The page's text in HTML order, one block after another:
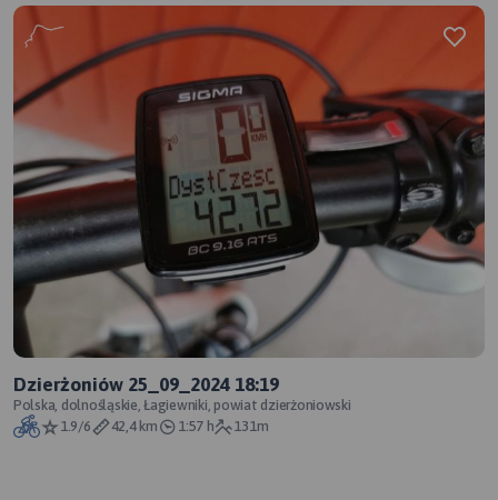
Dzierżoniów 25_09_2024 18:19
Polska, dolnośląskie, Łagiewniki, powiat dzierżoniowski
1.9/6
42,4 km 1:57 h 131m